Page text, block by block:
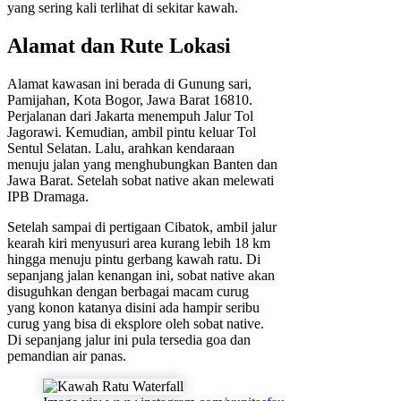
yang sering kali terlihat di sekitar kawah.
Alamat dan Rute Lokasi
Alamat kawasan ini berada di Gunung sari,
Pamijahan, Kota Bogor, Jawa Barat 16810.
Perjalanan dari Jakarta menempuh Jalur Tol
Jagorawi. Kemudian, ambil pintu keluar Tol
Sentul Selatan. Lalu, arahkan kendaraan
menuju jalan yang menghubungkan Banten dan
Jawa Barat. Setelah sobat native akan melewati
IPB Dramaga.
Setelah sampai di pertigaan Cibatok, ambil jalur
kearah kiri menyusuri area kurang lebih 18 km
hingga menuju pintu gerbang kawah ratu. Di
sepanjang jalan kenangan ini, sobat native akan
disuguhkan dengan berbagai macam curug
yang konon katanya disini ada hampir seribu
curug yang bisa di eksplore oleh sobat native.
Di sepanjang jalur ini pula tersedia goa dan
pemandian air panas.